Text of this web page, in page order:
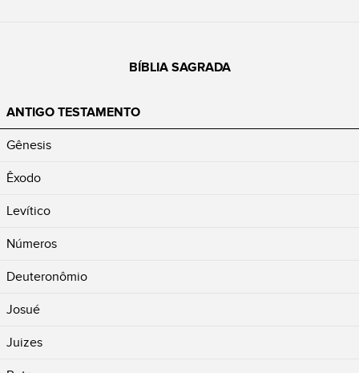
BÍBLIA SAGRADA
ANTIGO TESTAMENTO
Gênesis
Êxodo
Levítico
Números
Deuteronômio
Josué
Juizes